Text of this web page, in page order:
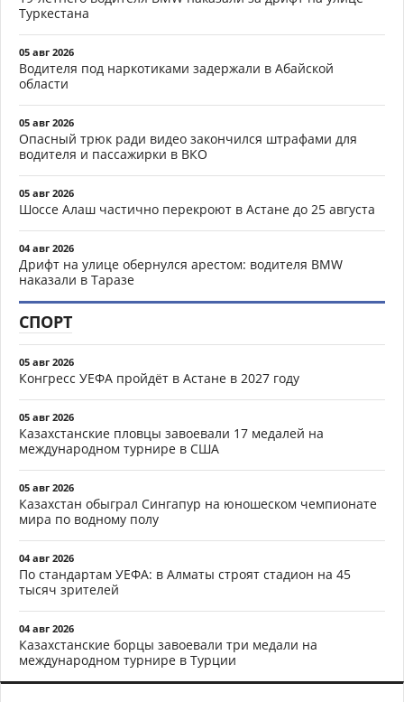
Туркестана
05 авг 2026
Водителя под наркотиками задержали в Абайской
области
05 авг 2026
Опасный трюк ради видео закончился штрафами для
водителя и пассажирки в ВКО
05 авг 2026
Шоссе Алаш частично перекроют в Астане до 25 августа
04 авг 2026
Дрифт на улице обернулся арестом: водителя BMW
наказали в Таразе
СПОРТ
05 авг 2026
Конгресс УЕФА пройдёт в Астане в 2027 году
05 авг 2026
Казахстанские пловцы завоевали 17 медалей на
международном турнире в США
05 авг 2026
Казахстан обыграл Сингапур на юношеском чемпионате
мира по водному полу
04 авг 2026
По стандартам УЕФА: в Алматы строят стадион на 45
тысяч зрителей
04 авг 2026
Казахстанские борцы завоевали три медали на
международном турнире в Турции